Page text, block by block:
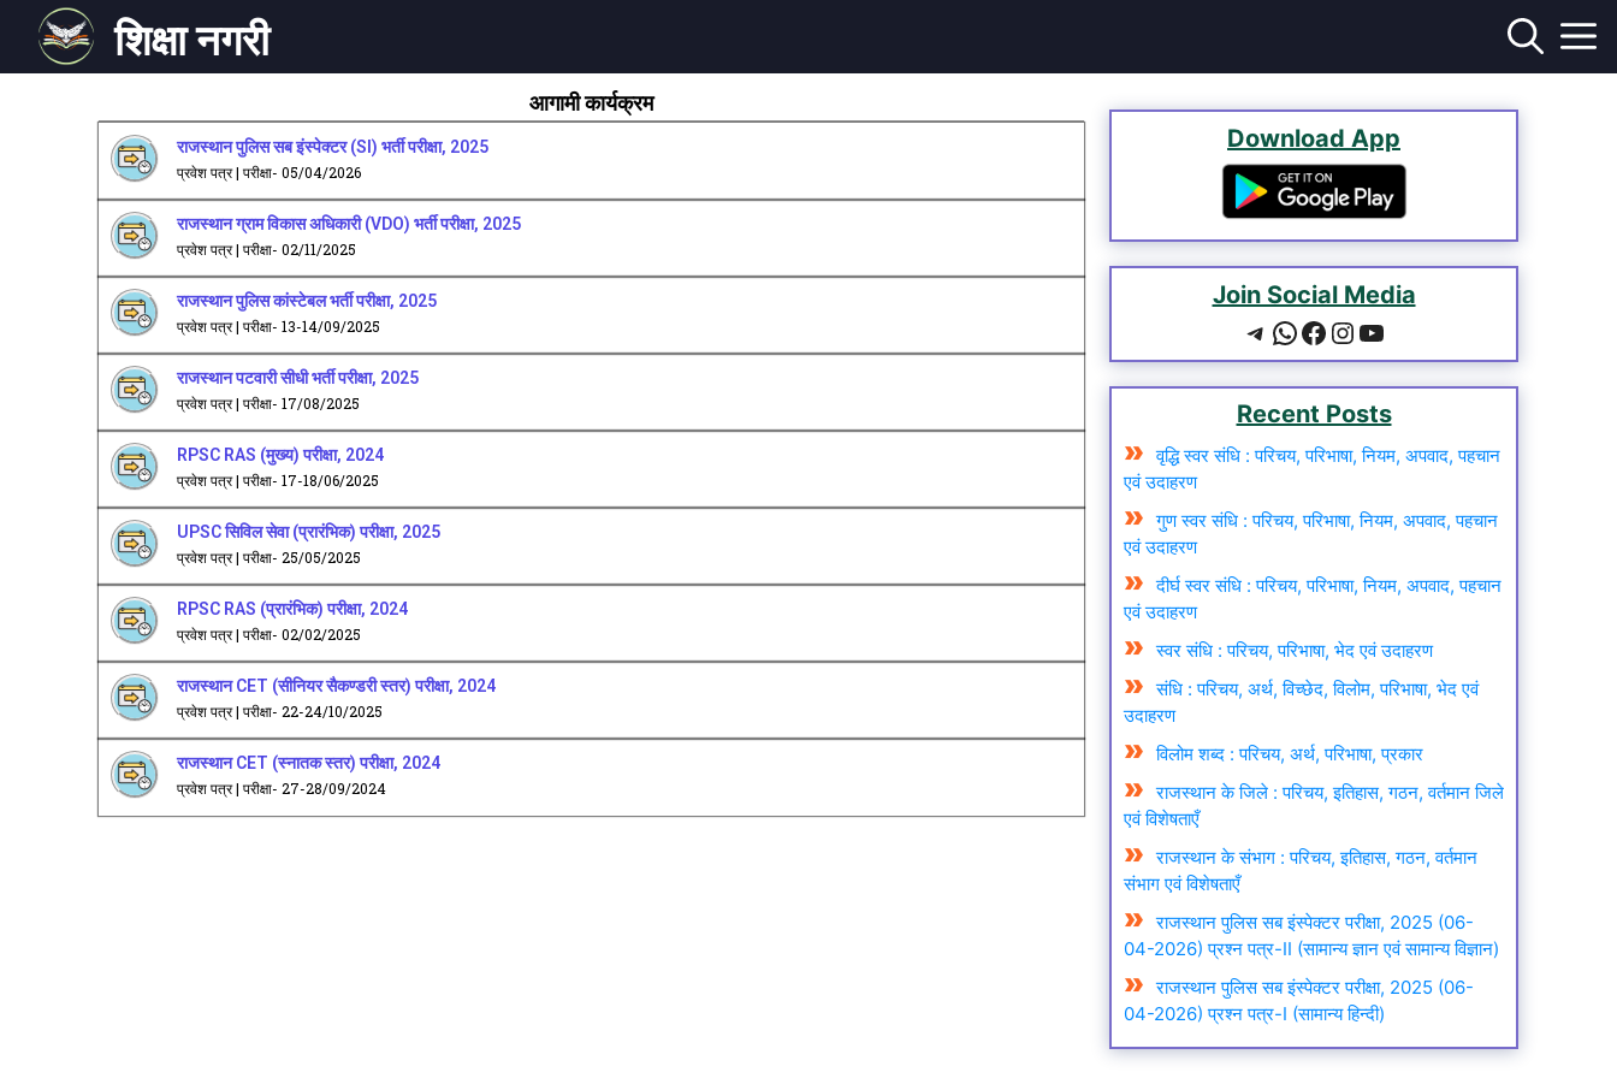
शिक्षा नगरी
आगामी कार्यक्रम
राजस्थान पुलिस सब इंस्पेक्टर (SI) भर्ती परीक्षा, 2025
प्रवेश पत्र | परीक्षा- 05/04/2026
राजस्थान ग्राम विकास अधिकारी (VDO) भर्ती परीक्षा, 2025
प्रवेश पत्र | परीक्षा- 02/11/2025
राजस्थान पुलिस कांस्टेबल भर्ती परीक्षा, 2025
प्रवेश पत्र | परीक्षा- 13-14/09/2025
राजस्थान पटवारी सीधी भर्ती परीक्षा, 2025
प्रवेश पत्र | परीक्षा- 17/08/2025
RPSC RAS (मुख्य) परीक्षा, 2024
प्रवेश पत्र | परीक्षा- 17-18/06/2025
UPSC सिविल सेवा (प्रारंभिक) परीक्षा, 2025
प्रवेश पत्र | परीक्षा- 25/05/2025
RPSC RAS (प्रारंभिक) परीक्षा, 2024
प्रवेश पत्र | परीक्षा- 02/02/2025
राजस्थान CET (सीनियर सैकण्डरी स्तर) परीक्षा, 2024
प्रवेश पत्र | परीक्षा- 22-24/10/2025
राजस्थान CET (स्नातक स्तर) परीक्षा, 2024
प्रवेश पत्र | परीक्षा- 27-28/09/2024
Download App
Join Social Media
Recent Posts
वृद्धि स्वर संधि : परिचय, परिभाषा, नियम, अपवाद, पहचान
एवं उदाहरण
गुण स्वर संधि : परिचय, परिभाषा, नियम, अपवाद, पहचान
एवं उदाहरण
दीर्घ स्वर संधि : परिचय, परिभाषा, नियम, अपवाद, पहचान
एवं उदाहरण
स्वर संधि : परिचय, परिभाषा, भेद एवं उदाहरण
संधि : परिचय, अर्थ, विच्छेद, विलोम, परिभाषा, भेद एवं
उदाहरण
विलोम शब्द : परिचय, अर्थ, परिभाषा, प्रकार
राजस्थान के जिले : परिचय, इतिहास, गठन, वर्तमान जिले
एवं विशेषताएँ
राजस्थान के संभाग : परिचय, इतिहास, गठन, वर्तमान
संभाग एवं विशेषताएँ
राजस्थान पुलिस सब इंस्पेक्टर परीक्षा, 2025 (06-
04-2026) प्रश्न पत्र-II (सामान्य ज्ञान एवं सामान्य विज्ञान)
राजस्थान पुलिस सब इंस्पेक्टर परीक्षा, 2025 (06-
04-2026) प्रश्न पत्र-I (सामान्य हिन्दी)